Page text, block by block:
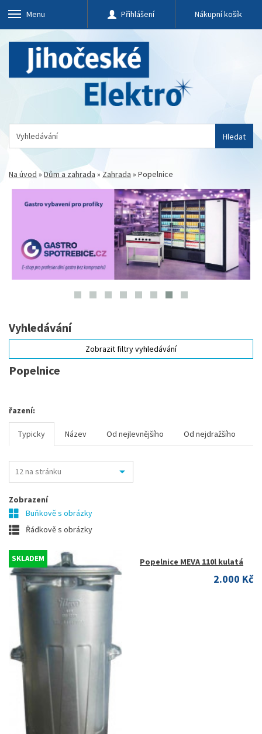
Menu Přihlášení Nákupní košík
Hledat
Na úvod »Dům a zahrada » Zahrada » Popelnice
Vyhledávání
Zobrazit filtry vyhledávání
Popelnice
řazení:
Typicky Název Od nejlevnějšího Od nejdražšího
Zobrazení
Buňkově s obrázky
Řádkově s obrázky
SKLADEM Popelnice MEVA 110l kulatá
2.000 Kč